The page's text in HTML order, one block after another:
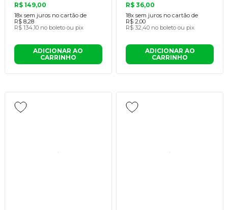
R$ 149,00
18x sem juros no cartão de
R$ 8,28
R$ 134,10 no boleto ou pix
ADICIONAR AO
CARRINHO
R$ 36,00
18x sem juros no cartão de
R$ 2,00
R$ 32,40 no boleto ou pix
ADICIONAR AO
CARRINHO